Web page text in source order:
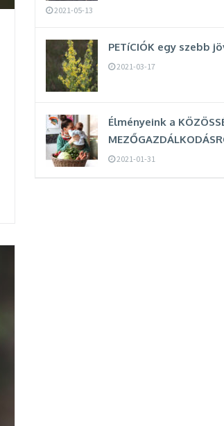
2021-05-13
PETíCIÓK egy szebb
2021-03-17
Élményeink a
2021-01-31